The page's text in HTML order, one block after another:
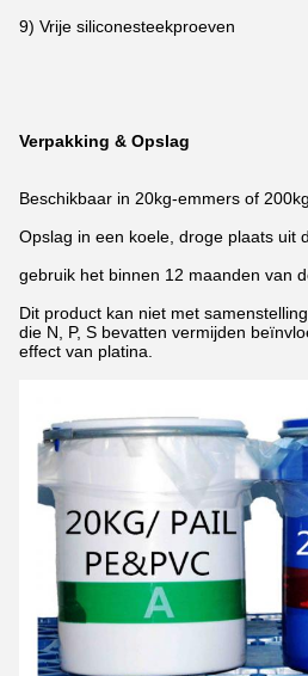
9) Vrije siliconesteekproeven
Verpakking & Opslag
Beschikbaar in 20kg-emmers of
Opslag in een koele, droge plaats uit
gebruik het binnen 12 maanden van
Dit product kan niet met
die N, P, S bevatten vermijden
effect van platina.